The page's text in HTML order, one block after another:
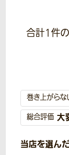
合計1件
巻き上がら
総合評価 大
当店を選ん